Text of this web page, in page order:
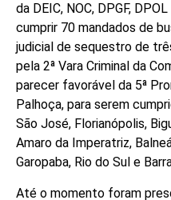
da DEIC, NOC, DPGF,
cumprir 70 mandados de
judicial de sequestro de
pela 2ª Vara Criminal da
parecer favorável da 5ª
Palhoça, para serem
São José, Florianópolis,
Amaro da Imperatriz,
Garopaba, Rio do Sul e
Até o momento foram